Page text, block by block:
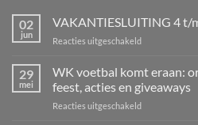
02
jun
VAKANTIESLUITING 4 t/
Reacties uitgeschakeldvoor
29
juni!
29
mei
WK voetbal komt eraan:
feest, acties en giveaways
Reacties uitgeschakeldvoor